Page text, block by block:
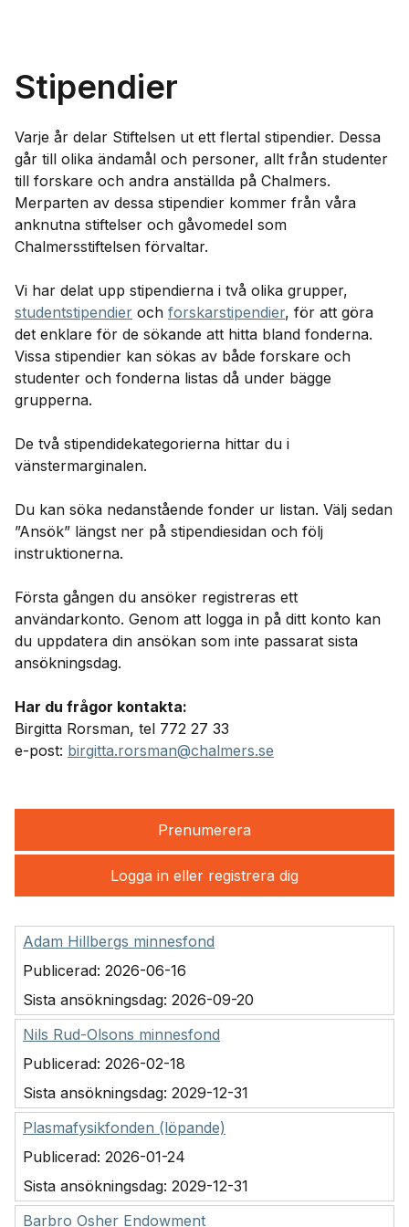
Stipendier
Varje år delar Stiftelsen ut ett flertal stipendier. Dessa
går till olika ändamål och personer, allt från studenter
till forskare och andra anställda på Chalmers.
Merparten av dessa stipendier kommer från våra
anknutna stiftelser och gåvomedel som
Chalmersstiftelsen förvaltar.
Vi har delat upp stipendierna i två olika grupper,
studentstipendier och forskarstipendier, för att göra
det enklare för de sökande att hitta bland fonderna.
Vissa stipendier kan sökas av både forskare och
studenter och fonderna listas då under bägge
grupperna.
De två stipendidekategorierna hittar du i
vänstermarginalen.
Du kan söka nedanstående fonder ur listan. Välj sedan
”Ansök” längst ner på stipendiesidan och följ
instruktionerna.
Första gången du ansöker registreras ett
användarkonto. Genom att logga in på ditt konto kan
du uppdatera din ansökan som inte passarat sista
ansökningsdag.
Har du frågor kontakta:
Birgitta Rorsman, tel 772 27 33
e-post: birgitta.rorsman@chalmers.se
Prenumerera
Logga in eller registrera dig
Adam Hillbergs minnesfond
Publicerad: 2026-06-16
Sista ansökningsdag: 2026-09-20
Nils Rud-Olsons minnesfond
Publicerad: 2026-02-18
Sista ansökningsdag: 2029-12-31
Plasmafysikfonden (löpande)
Publicerad: 2026-01-24
Sista ansökningsdag: 2029-12-31
Barbro Osher Endowment